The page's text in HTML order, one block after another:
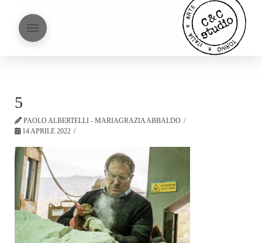
5
PAOLO ALBERTELLI - MARIAGRAZIA ABBALDO
14 APRILE 2022